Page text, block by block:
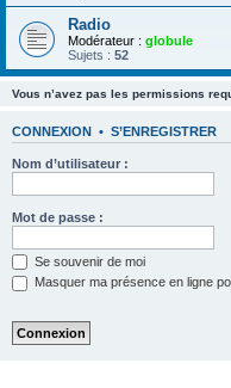
Radio
Modérateur : globule
Sujets : 52
Vous n’avez pas les permissions
CONNEXION • S’ENREGISTRER
Nom d’utilisateur :
Mot de passe :
Se souvenir de moi
Masquer ma présence en ligne